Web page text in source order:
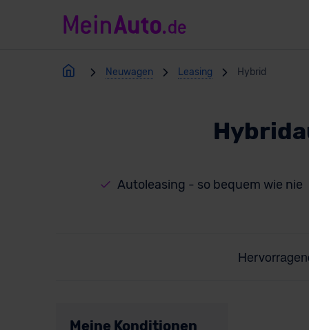
Neuwagen Leasing Hybrid
Autoleasing - so bequem wie nie
Meine Konditionen